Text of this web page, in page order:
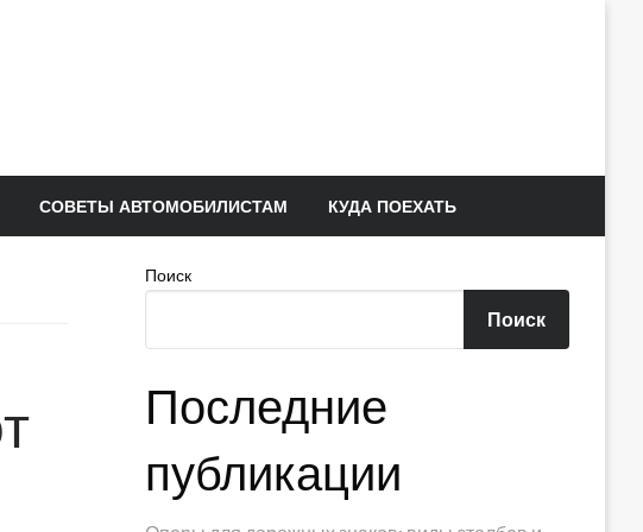
СОВЕТЫ АВТОМОБИЛИСТАМ КУДА ПОЕХАТЬ
Поиск
Поиск
Последние
публикации